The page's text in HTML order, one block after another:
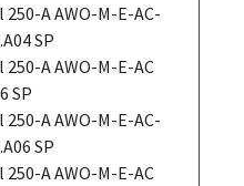
250-A AWO-M-E-AC-
SP
250-A AWO-M-E-AC
SP
250-A AWO-M-E-AC-
SP
250-A AWO-M-E-AC